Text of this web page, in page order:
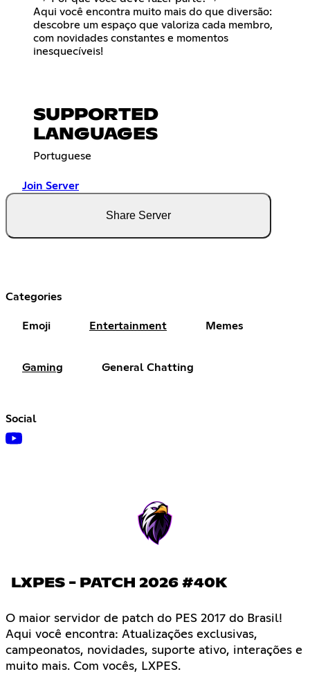
Aqui você encontra muito mais do que diversão:
descobre um espaço que valoriza cada membro,
com novidades constantes e momentos
inesquecíveis!
SUPPORTED
LANGUAGES
Portuguese
Join Server
Share Server
Categories
Emoji Entertainment Memes
Gaming General Chatting
Social
LXPES - PATCH 2026 #40K
O maior servidor de patch do PES 2017 do Brasil!
Aqui você encontra: Atualizações exclusivas,
campeonatos, novidades, suporte ativo, interações e
muito mais. Com vocês, LXPES.